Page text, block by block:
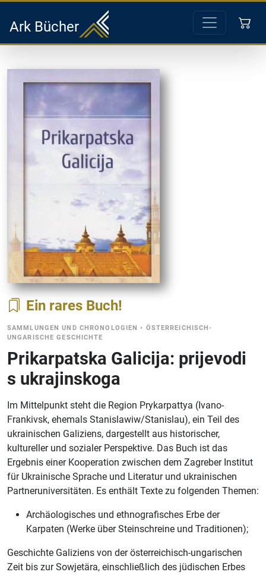
Ark Bücher
Ein rares Buch
SAMMLUNGEN UND CHRONOLOGIEN • ÖSTERREICHISCH-
UNGARISCHE GESCHICHTE
Prikarpatska Galicija: prijevodi
s ukrajinskoga
Im Mittelpunkt steht die Region Prykarpattya (Ivano-
Frankivsk, ehemals Stanislawiw/Stanislau), ein Teil des
ukrainischen Galiziens, dargestellt aus historischer,
kultureller und sozialer Perspektive. Das Buch ist das
Ergebnis einer Kooperation zwischen dem Zagreber Institut
für Ukrainische Sprache und Literatur und ukrainischen
Partneruniversitäten. Es enthält Texte zu folgenden Themen:
Archäologisches und ethnografisches Erbe der
Karpaten (Werke über Steinschreine und Traditionen);
Geschichte Galiziens von der österreichisch-ungarischen
Zeit bis zur Sowjetära, einschließlich des jüdischen Erbes